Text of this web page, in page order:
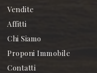
Vendite
Affitti
Chi Siamo
Proponi Immobile
Contatti